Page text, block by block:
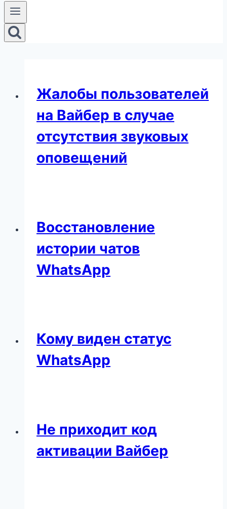
Жалобы пользователей
на Вайбер в случае
отсутствия звуковых
оповещений
Восстановление
истории чатов
WhatsApp
Кому виден статус
WhatsApp
Не приходит код
активации Вайбер